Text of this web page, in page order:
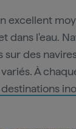
excellent
dans l'eau.
des
À